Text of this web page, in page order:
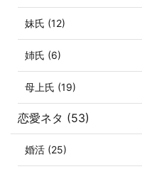
妹氏 (12)
姉氏 (6)
母上氏 (19)
恋愛ネタ (53)
婚活 (25)